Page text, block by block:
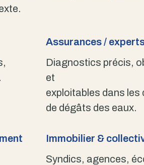
Assurances /
Diagnostics précis,
et
exploitables dans les
de dégâts des eaux.
Immobilier &
Syndics, agences,